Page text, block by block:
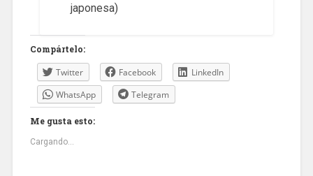
japonesa)
Compártelo:
Twitter Facebook
LinkedIn
WhatsApp
Telegram
Me gusta esto:
Cargando...